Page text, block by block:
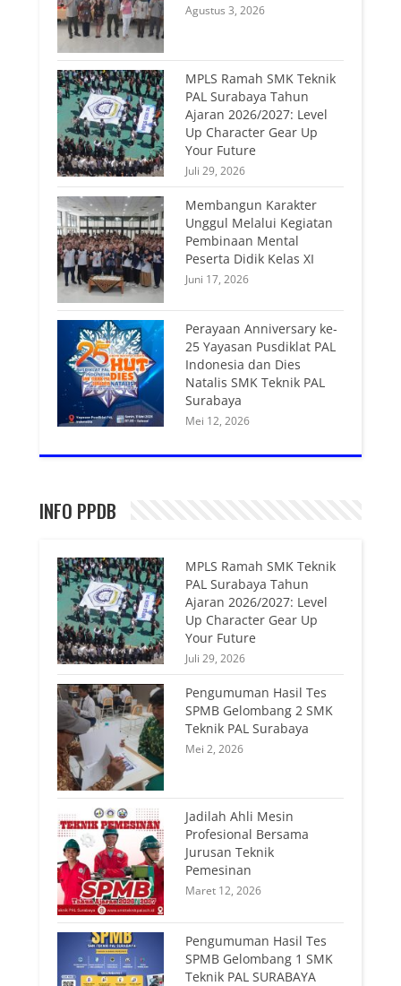
Agustus 3, 2026
MPLS Ramah SMK Teknik
PAL Surabaya Tahun
Ajaran 2026/2027: Level
Up Character Gear Up
Your Future
Juli 29, 2026
Membangun Karakter
Unggul Melalui Kegiatan
Pembinaan Mental
Peserta Didik Kelas XI
Juni 17, 2026
Perayaan Anniversary ke-
25 Yayasan Pusdiklat PAL
Indonesia dan Dies
Natalis SMK Teknik PAL
Surabaya
Mei 12, 2026
INFO PPDB
MPLS Ramah SMK Teknik
PAL Surabaya Tahun
Ajaran 2026/2027: Level
Up Character Gear Up
Your Future
Juli 29, 2026
Pengumuman Hasil Tes
SPMB Gelombang 2 SMK
Teknik PAL Surabaya
Mei 2, 2026
Jadilah Ahli Mesin
Profesional Bersama
Jurusan Teknik
Pemesinan
Maret 12, 2026
Pengumuman Hasil Tes
SPMB Gelombang 1 SMK
Teknik PAL SURABAYA